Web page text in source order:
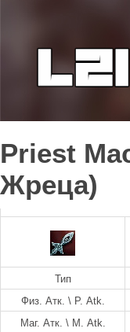
Priest
Жреца)
Тип
Физ. Атк. \ P. Atk.
Маг. Атк. \ M. Atk.